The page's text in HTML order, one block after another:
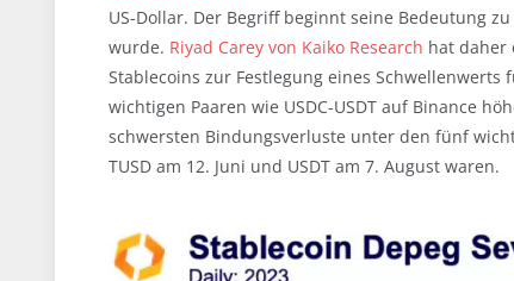
US-Dollar. Der Begriff beginnt seine Bedeutung
wurde. Riyad Carey von Kaiko Research hat daher
Stablecoins zur Festlegung eines
wichtigen Paaren wie USDC-USDT auf Binance
schwersten Bindungsverluste unter den fünf
TUSD am 12. Juni und USDT am 7. August waren.